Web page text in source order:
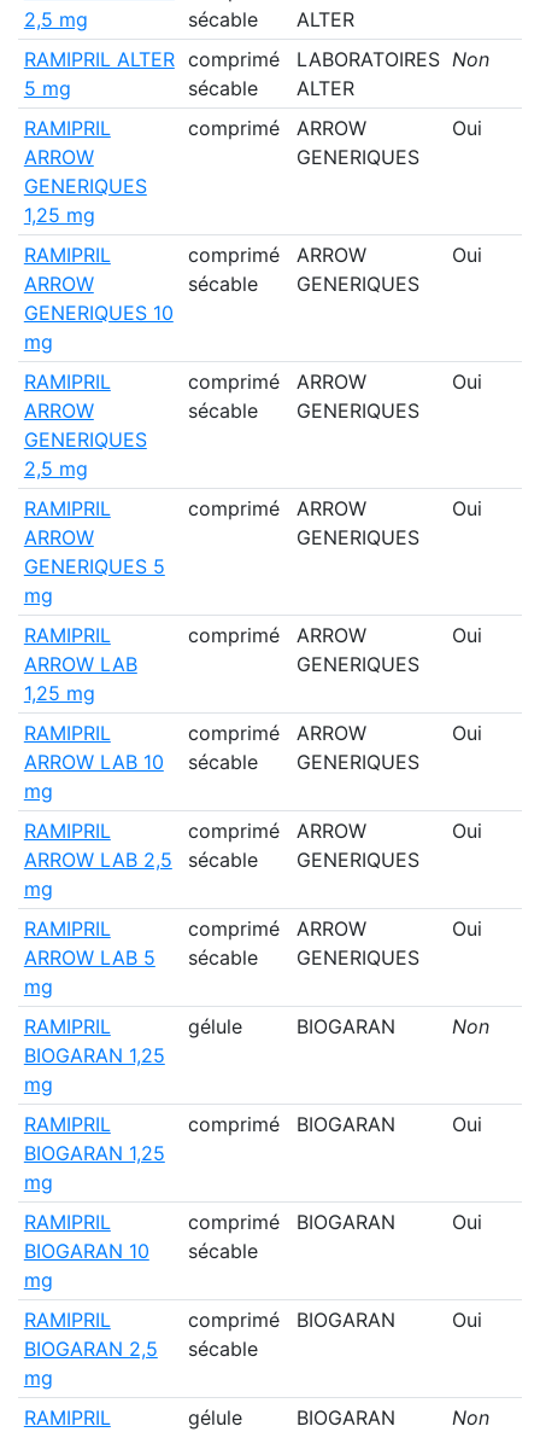
2,5 mg
sécable
ALTER
RAMIPRIL ALTER
5 mg
comprimé
sécable
LABORATOIRES
ALTER
Non
RAMIPRIL
ARROW
GENERIQUES
1,25 mg
comprimé
ARROW
GENERIQUES
Oui
RAMIPRIL
ARROW
GENERIQUES 10
mg
comprimé
sécable
ARROW
GENERIQUES
Oui
RAMIPRIL
ARROW
GENERIQUES
2,5 mg
comprimé
sécable
ARROW
GENERIQUES
Oui
RAMIPRIL
ARROW
GENERIQUES 5
mg
comprimé
ARROW
GENERIQUES
Oui
RAMIPRIL
ARROW LAB
1,25 mg
comprimé
ARROW
GENERIQUES
Oui
RAMIPRIL
ARROW LAB 10
mg
comprimé
sécable
ARROW
GENERIQUES
Oui
RAMIPRIL
ARROW LAB 2,5
mg
comprimé
sécable
ARROW
GENERIQUES
Oui
RAMIPRIL
ARROW LAB 5
mg
comprimé
sécable
ARROW
GENERIQUES
Oui
RAMIPRIL
BIOGARAN 1,25
mg
gélule BIOGARAN Non
RAMIPRIL
BIOGARAN 1,25
mg
comprimé BIOGARAN Oui
RAMIPRIL
BIOGARAN 10
mg
comprimé
sécable
BIOGARAN Oui
RAMIPRIL
BIOGARAN 2,5
mg
comprimé
sécable
BIOGARAN Oui
RAMIPRIL
gélule BIOGARAN Non